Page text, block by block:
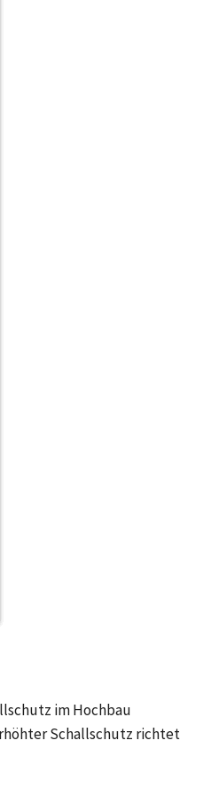
im Hochbau
Schallschutz richtet